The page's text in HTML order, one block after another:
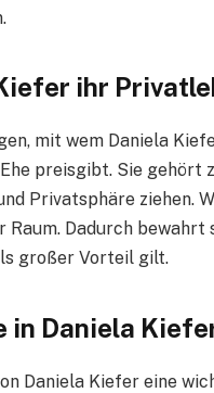
ihr
mit wem Daniela
preisgibt. Sie gehört
Privatsphäre ziehen.
Raum. Dadurch
großer Vorteil gilt.
in Daniela
Daniela Kiefer eine